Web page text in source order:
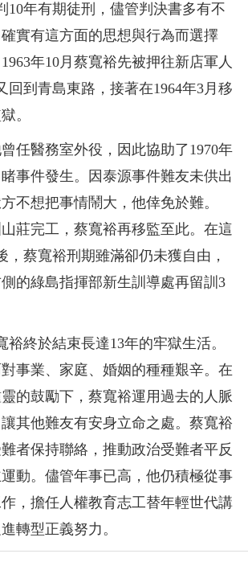
10年有期徒刑，儘管判決書多有不
實有這方面的思想與行為而選擇
1963年10月蔡寬裕先被押往新店軍人
回到青島東路，接著在1964年3月移
。
任醫務室外役，因此協助了1970年
事件發生。因泰源事件難友未供出
不想把事情鬧大，他倖免於難。
莊完工，蔡寬裕再移監至此。在這
，蔡寬裕刑期雖滿卻仍未獲自由，
的綠島指揮部新生訓導處再留訓3
裕終於結束長達13年的牢獄生活。
事業、家庭、婚姻的種種艱辛。在
的鼓勵下，蔡寬裕運用過去的人脈
其他難友有安身立命之處。蔡寬裕
者保持聯絡，推動政治受難者平反
動。儘管年事已高，他仍積極從事
，擔任人權教育志工替年輕世代講
轉型正義努力。